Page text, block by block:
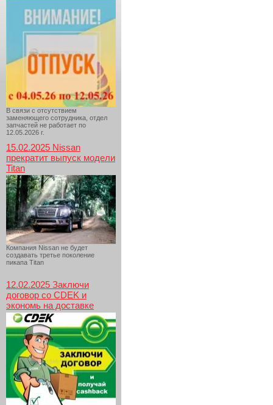
В связи с отсутствием
заменяющего сотрудника, отдел
запчастей не работает по
12.05.2026 г.
15.02.2025 Nissan
прекратит выпуск модели
Titan
Компания Nissan не будет
создавать третье поколение
пикапа Titan
12.02.2025 Заключи
договор со CDEK и
экономь на доставке